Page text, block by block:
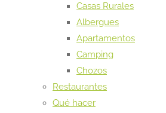
Casas Rurales
Albergues
Apartamentos
Camping
Chozos
Restaurantes
Qué hacer